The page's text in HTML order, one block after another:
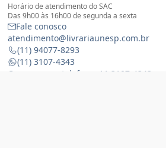
Horário de atendimento do SAC
Das 9h00 às 16h00 de segunda a sexta
Fale conosco
atendimento@livrariaunesp.com.br
(11) 94077-8293
(11) 3107-4343
Compras por telefone: 11 3107-4343